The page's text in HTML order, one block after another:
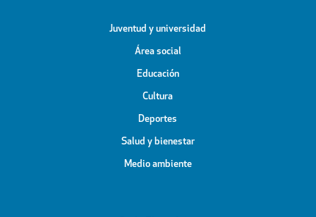
Juventud y universidad
Área social
Educación
Cultura
Deportes
Salud y bienestar
Medio ambiente